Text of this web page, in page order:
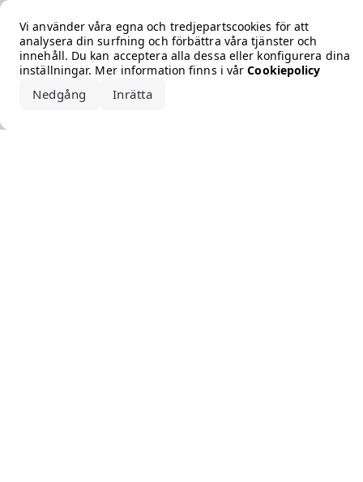
Vi använder våra egna och tredjepartscookies för att
analysera din surfning och förbättra våra tjänster och
innehåll. Du kan acceptera alla dessa eller konfigurera dina
inställningar. Mer information finns i vårCookiepolicy
Nedgång Inrätta
Error loading the brand